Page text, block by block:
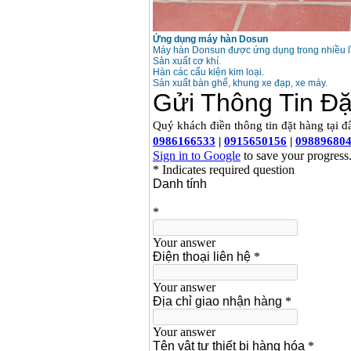
Ứng dụng máy hàn Dosun
Máy hàn Donsun được ứng dụng trong nhiều
Sản xuất cơ khí.
Hàn các cấu kiện kim loại.
Sản xuất bàn ghế, khung xe đạp, xe máy.